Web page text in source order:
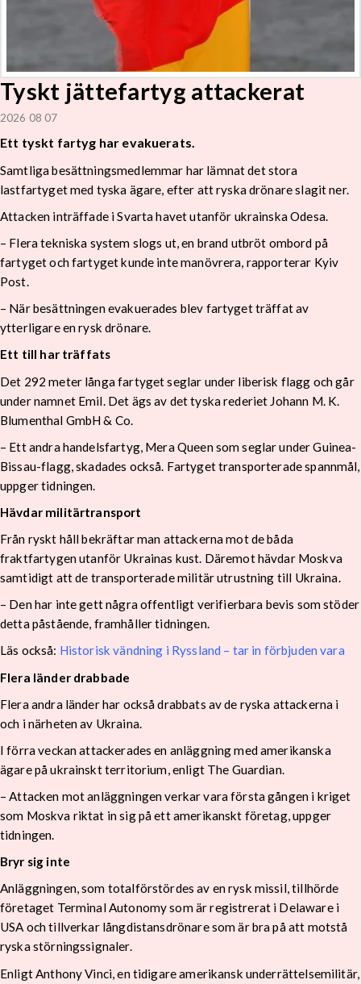
Tyskt jättefartyg attackerat
2026 08 07
Ett tyskt fartyg har evakuerats.
Samtliga besättningsmedlemmar har lämnat det stora
lastfartyget med tyska ägare, efter att ryska drönare slagit ner.
Attacken inträffade i Svarta havet utanför ukrainska Odesa.
– Flera tekniska system slogs ut, en brand utbröt ombord på
fartyget och fartyget kunde inte manövrera, rapporterar Kyiv
Post.
– När besättningen evakuerades blev fartyget träffat av
ytterligare en rysk drönare.
Ett till har träffats
Det 292 meter långa fartyget seglar under liberisk flagg och går
under namnet Emil. Det ägs av det tyska rederiet Johann M. K.
Blumenthal GmbH & Co.
– Ett andra handelsfartyg, Mera Queen som seglar under Guinea-
Bissau-flagg, skadades också. Fartyget transporterade spannmål,
uppger tidningen.
Hävdar militärtransport
Från ryskt håll bekräftar man attackerna mot de båda
fraktfartygen utanför Ukrainas kust. Däremot hävdar Moskva
samtidigt att de transporterade militär utrustning till Ukraina.
– Den har inte gett några offentligt verifierbara bevis som stöder
detta påstående, framhåller tidningen.
Läs också: Historisk vändning i Ryssland – tar in förbjuden vara
Flera länder drabbade
Flera andra länder har också drabbats av de ryska attackerna i
och i närheten av Ukraina.
I förra veckan attackerades en anläggning med amerikanska
ägare på ukrainskt territorium, enligt The Guardian.
– Attacken mot anläggningen verkar vara första gången i kriget
som Moskva riktat in sig på ett amerikanskt företag, uppger
tidningen.
Bryr sig inte
Anläggningen, som totalförstördes av en rysk missil, tillhörde
företaget Terminal Autonomy som är registrerat i Delaware i
USA och tillverkar långdistansdrönare som är bra på att motstå
ryska störningssignaler.
Enligt Anthony Vinci, en tidigare amerikansk underrättelsemilitär,